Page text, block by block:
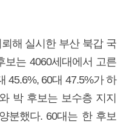
해 실시한 부산 북갑 국
보는 4060세대에서 고른
45.6%, 60대 47.5%가 하
박 후보는 보수층 지지
분했다. 60대는 한 후보